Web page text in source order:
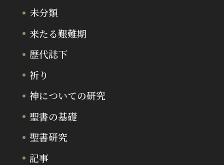
未分類
来たる艱難期
歴代誌下
祈り
神についての研究
聖書の基礎
聖書研究
記事